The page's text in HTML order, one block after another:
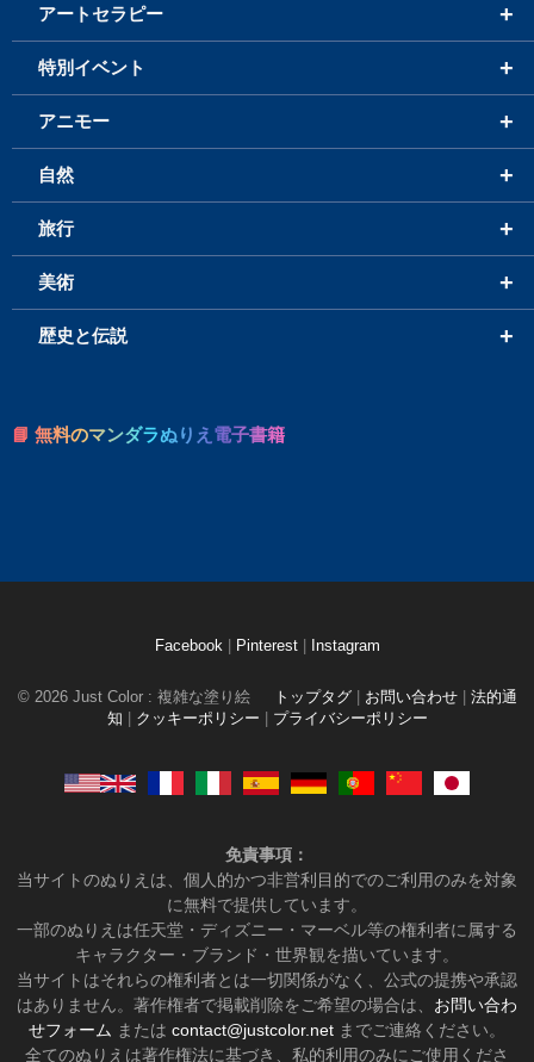
+
アートセラピー
+
特別イベント
+
アニモー
+
自然
+
旅行
+
美術
+
歴史と伝説
📘 無料のマンダラぬりえ電子書籍
Facebook Pinterest Instagram
© 2026 Just Color : 複雑な塗り絵 トップタグ お問い合わせ
法的通
知
クッキーポリシー プライバシーポリシー
免責事項：
当サイトのぬりえは、個人的かつ非営利目的でのご利用のみを対象
に無料で提供しています。
一部のぬりえは任天堂・ディズニー・マーベル等の権利者に属する
キャラクター・ブランド・世界観を描いています。
当サイトはそれらの権利者とは一切関係がなく、公式の提携や承認
はありません。著作権者で掲載削除をご希望の場合は、 お問い合わ
せフォーム または contact@justcolor.net までご連絡ください。
全てのぬりえは著作権法に基づき、私的利用のみにご使用くださ